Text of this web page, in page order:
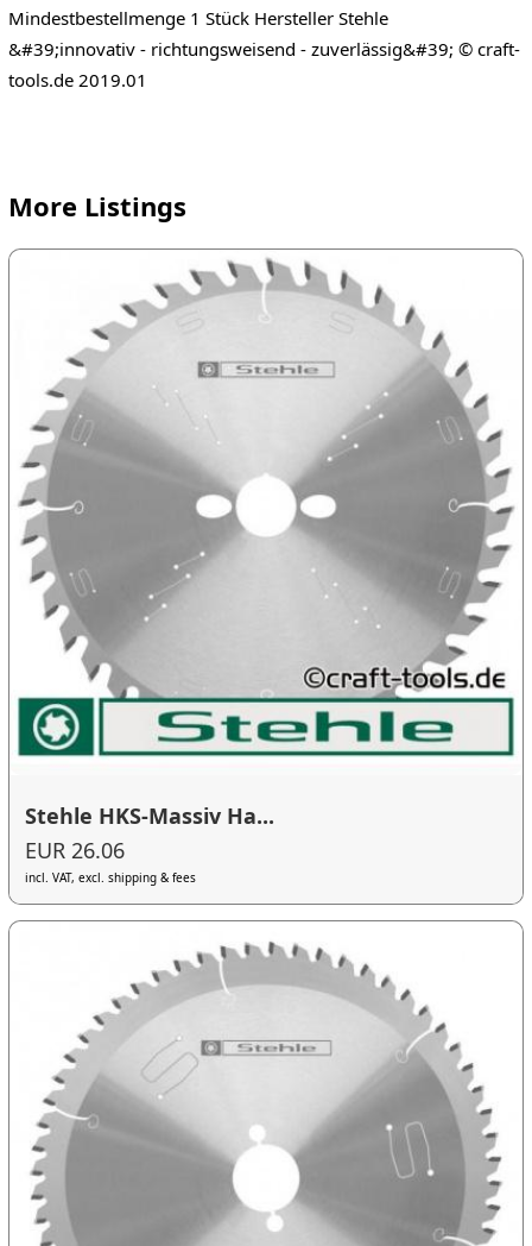
Mindestbestellmenge 1 Stück Hersteller Stehle
&#39;innovativ - richtungsweisend - zuverlässig&#39; © craft-
tools.de 2019.01
More Listings
Stehle HKS-Massiv Ha...
EUR 26.06
incl. VAT, excl. shipping & fees